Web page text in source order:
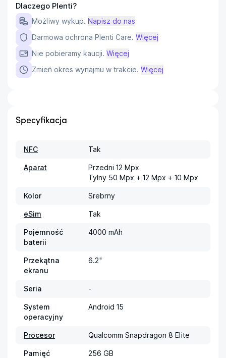
Dlaczego Plenti?
Możliwy wykup. Napisz do nas
Darmowa ochrona Plenti Care. Więcej
Nie pobieramy kaucji. Więcej
Zmień okres wynajmu w trakcie. Więcej
Specyfikacja
NFC Tak
Aparat
Przedni 12 Mpx
Tylny 50 Mpx + 12 Mpx + 10 Mpx
Kolor Srebrny
eSim Tak
Pojemność
baterii
4000 mAh
Przekątna
ekranu
6.2"
Seria -
System
operacyjny
Android 15
Procesor Qualcomm Snapdragon 8 Elite
Pamięć
256 GB